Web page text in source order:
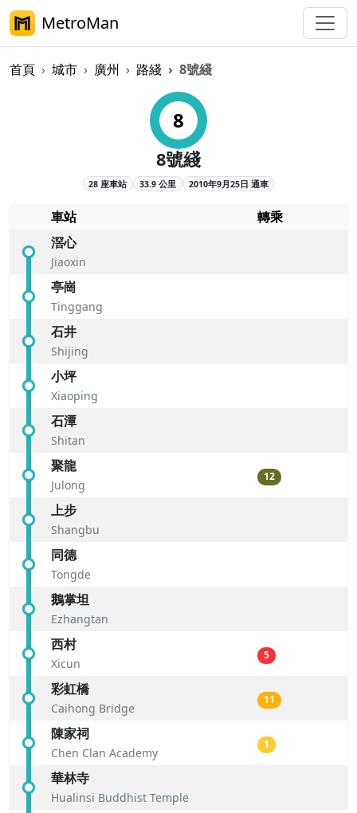
MetroMan
首頁 城市 廣州 路綫 8號綫
廣州地鐵8號綫概覽
8
8號綫
28 座車站 33.9 公里 2010年9月25日 通車
車站
轉乘
滘心
Jiaoxin
亭崗
Tinggang
石井
Shijing
小坪
Xiaoping
石潭
Shitan
聚龍
Julong
12
上步
Shangbu
同德
Tongde
鵝掌坦
Ezhangtan
西村
Xicun
5
彩虹橋
Caihong Bridge
11
陳家祠
Chen Clan Academy
1
華林寺
Hualinsi Buddhist Temple